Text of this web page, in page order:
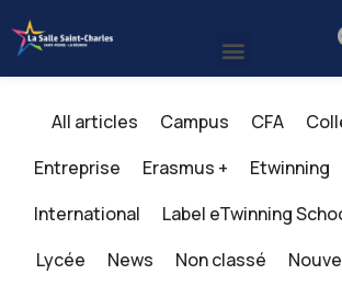
All articles Campus CFA
Entreprise
Erasmus + Etwinning
International
Label eTwinning
Lycée
News Non classé